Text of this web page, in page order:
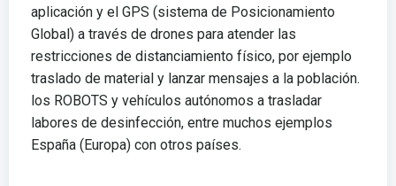
aplicación y el GPS (sistema de Posicionamiento
Global) a través de drones para atender las
restricciones de distanciamiento físico, por ejemplo
traslado de material y lanzar mensajes a la población.
los ROBOTS y vehículos autónomos a trasladar
labores de desinfección, entre muchos ejemplos
España (Europa) con otros países.